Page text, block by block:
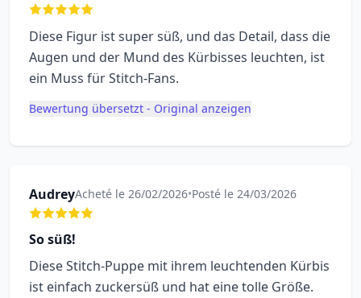
Diese Figur ist super süß, und das Detail, dass die
Augen und der Mund des Kürbisses leuchten, ist
ein Muss für Stitch-Fans.
Bewertung übersetzt - Original anzeigen
AudreyAcheté le 26/02/2026•Posté le 24/03/2026
So süß!
Diese Stitch-Puppe mit ihrem leuchtenden Kürbis
ist einfach zuckersüß und hat eine tolle Größe.